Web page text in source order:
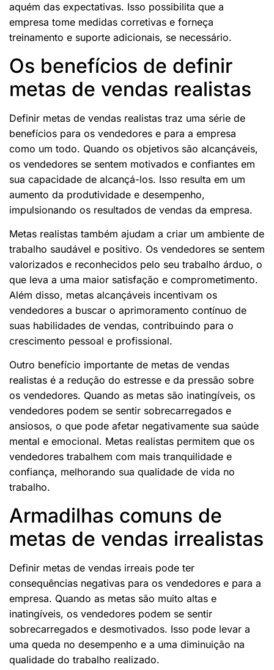
aquém das expectativas. Isso possibilita que a
empresa tome medidas corretivas e forneça
treinamento e suporte adicionais, se necessário.
Os benefícios de definir
metas de vendas realistas
Definir metas de vendas realistas traz uma série de
benefícios para os vendedores e para a empresa
como um todo. Quando os objetivos são alcançáveis,
os vendedores se sentem motivados e confiantes em
sua capacidade de alcançá-los. Isso resulta em um
aumento da produtividade e desempenho,
impulsionando os resultados de vendas da empresa.
Metas realistas também ajudam a criar um ambiente de
trabalho saudável e positivo. Os vendedores se sentem
valorizados e reconhecidos pelo seu trabalho árduo, o
que leva a uma maior satisfação e comprometimento.
Além disso, metas alcançáveis incentivam os
vendedores a buscar o aprimoramento contínuo de
suas habilidades de vendas, contribuindo para o
crescimento pessoal e profissional.
Outro benefício importante de metas de vendas
realistas é a redução do estresse e da pressão sobre
os vendedores. Quando as metas são inatingíveis, os
vendedores podem se sentir sobrecarregados e
ansiosos, o que pode afetar negativamente sua saúde
mental e emocional. Metas realistas permitem que os
vendedores trabalhem com mais tranquilidade e
confiança, melhorando sua qualidade de vida no
trabalho.
Armadilhas comuns de
metas de vendas irrealistas
Definir metas de vendas irreais pode ter
consequências negativas para os vendedores e para a
empresa. Quando as metas são muito altas e
inatingíveis, os vendedores podem se sentir
sobrecarregados e desmotivados. Isso pode levar a
uma queda no desempenho e a uma diminuição na
qualidade do trabalho realizado.